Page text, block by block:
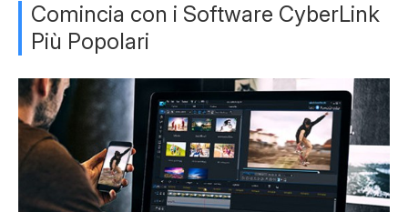
Comincia con i Software CyberLink
Più Popolari